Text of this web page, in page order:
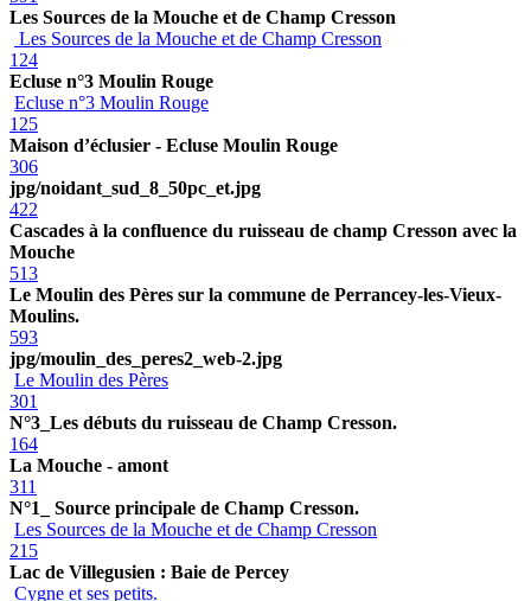
Les Sources de la Mouche et de Champ Cresson
Les Sources de la Mouche et de Champ Cresson
124
Ecluse n°3 Moulin Rouge
Ecluse n°3 Moulin Rouge
125
Maison d’éclusier - Ecluse Moulin Rouge
306
jpg/noidant_sud_8_50pc_et.jpg
422
Cascades à la confluence du ruisseau de champ Cresson avec la
Mouche
513
Le Moulin des Pères sur la commune de Perrancey-les-Vieux-
Moulins.
593
jpg/moulin_des_peres2_web-2.jpg
Le Moulin des Pères
301
N°3_Les débuts du ruisseau de Champ Cresson.
164
La Mouche - amont
311
N°1_ Source principale de Champ Cresson.
Les Sources de la Mouche et de Champ Cresson
215
Lac de Villegusien : Baie de Percey
Cygne et ses petits.